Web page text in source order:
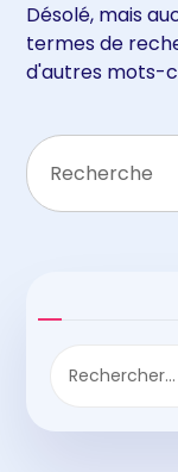
Désolé, mais
termes de
d'autres mots-